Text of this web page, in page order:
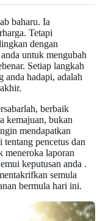
baharu. Ia
Tetapi
dengan
untuk mengubah
Setiap langkah
anda hadapi, adalah
berbaik
kemajuan, bukan
mendapatkan
pencetus dan
meneroka laporan
keputusan anda .
semula
bermula hari ini.